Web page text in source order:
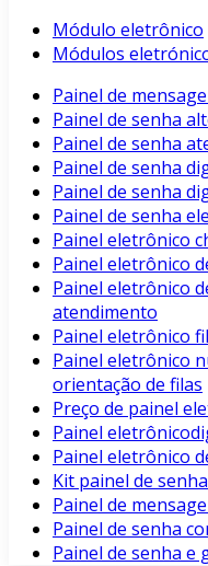
Módulo eletrônico
Módulos
Painel de
Painel de senha
Painel de senha
Painel de senha
Painel de senha
Painel de senha
Painel eletrônico
Painel eletrônico
Painel eletrônico
atendimento
Painel eletrônico
Painel eletrônico
orientação de filas
Preço de painel
Painel
Painel eletrônico
Kit painel de
Painel de
Painel de senha
Painel de senha e